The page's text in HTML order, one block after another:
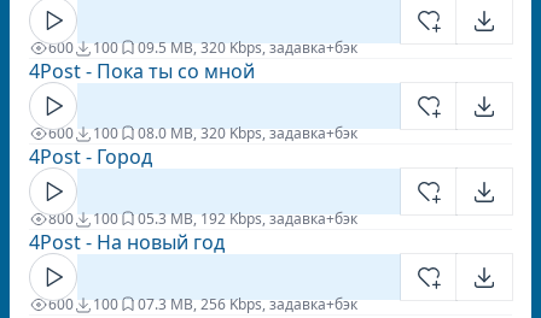
600 100 09.5 MB, 320 Kbps, задавка+бэк
4Post - Пока ты со мной
600 100 08.0 MB, 320 Kbps, задавка+бэк
4Post - Город
800 100 05.3 MB, 192 Kbps, задавка+бэк
4Post - На новый год
600 100 07.3 MB, 256 Kbps, задавка+бэк